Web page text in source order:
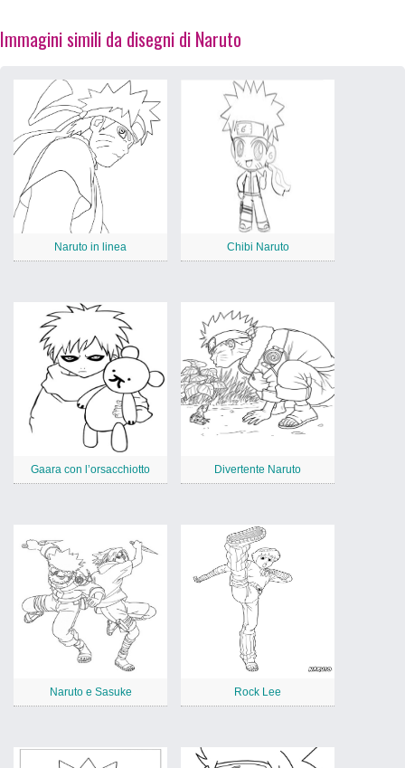
Immagini simili da disegni di Naruto
Naruto in linea Chibi Naruto
Gaara con l’orsacchiotto Divertente Naruto
Naruto e Sasuke Rock Lee